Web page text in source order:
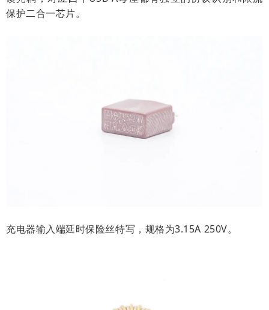
保护二合一芯片。
充电器输入端延时保险丝特写，规格为3.15A 250V。